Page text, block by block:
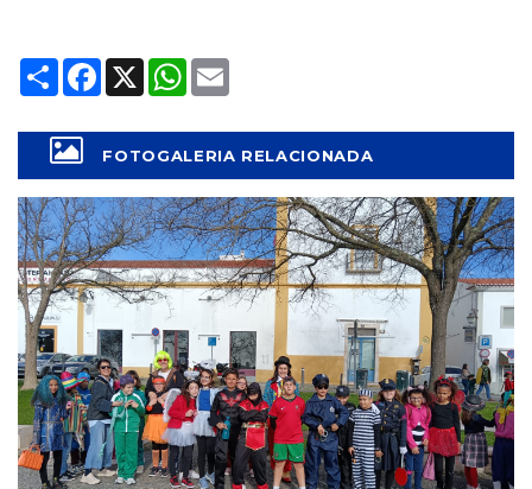
Share Facebook
X WhatsApp
FOTOGALERIA RELACIONADA